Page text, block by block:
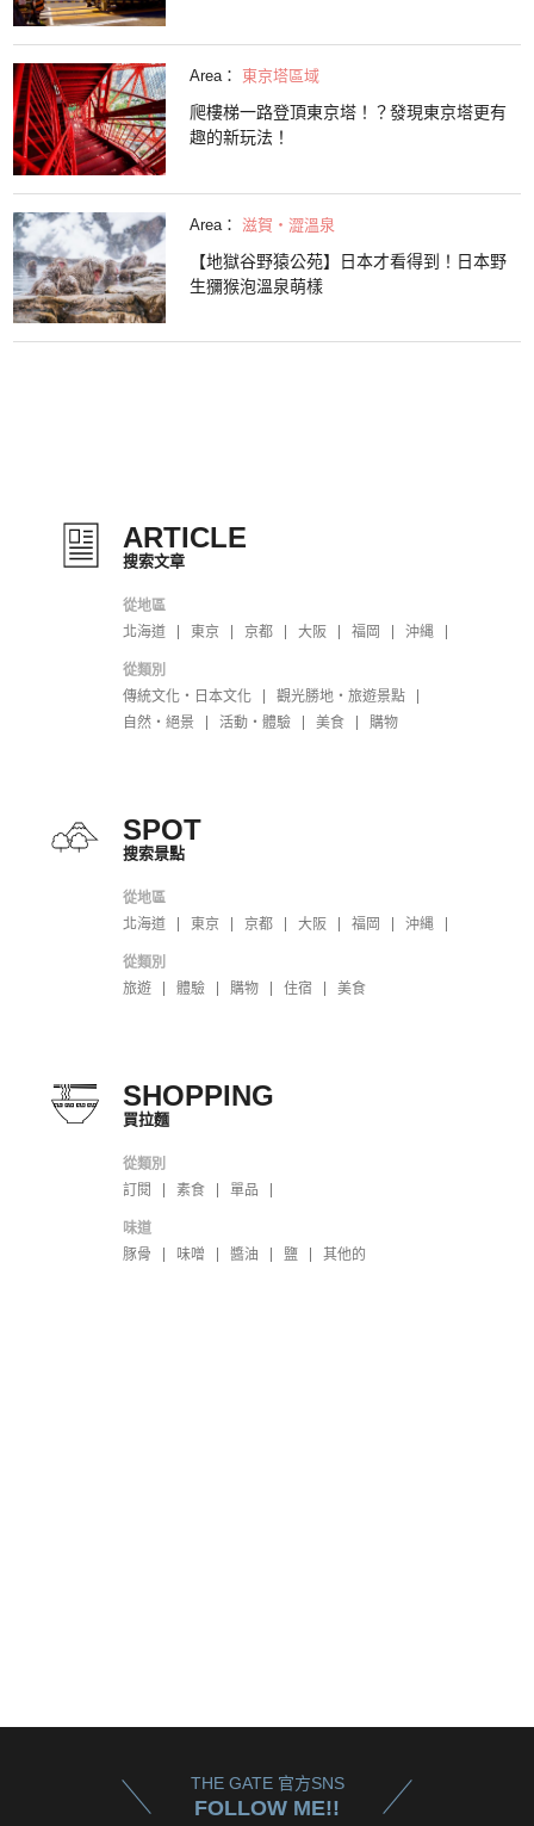
Area： 東京塔區域
爬樓梯一路登頂東京塔！？發現東京塔更有
趣的新玩法！
Area： 滋賀・澀溫泉
【地獄谷野猿公苑】日本才看得到！日本野
生獼猴泡溫泉萌樣
ARTICLE
搜索文章
從地區
北海道
東京 京都 大阪 福岡 沖縄
從類別
傳統文化・日本文化
觀光勝地・旅遊景點
自然・絕景
活動・體驗 美食 購物
SPOT
搜索景點
從地區
北海道
東京 京都 大阪 福岡 沖縄
從類別
旅遊
體驗 購物 住宿 美食
SHOPPING
買拉麵
從類別
訂閱
素食 單品
味道
豚骨
味噌 醬油 鹽 其他的
THE GATE 官方SNS
FOLLOW ME!!